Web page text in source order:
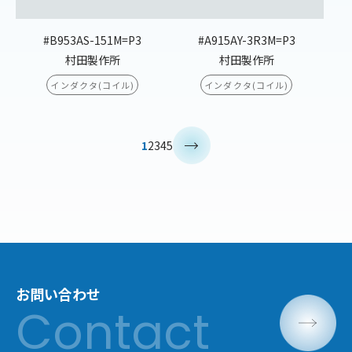
#B953AS-151M=P3
村田製作所
インダクタ(コイル)
#A915AY-3R3M=P3
村田製作所
インダクタ(コイル)
12345
お問い合わせ